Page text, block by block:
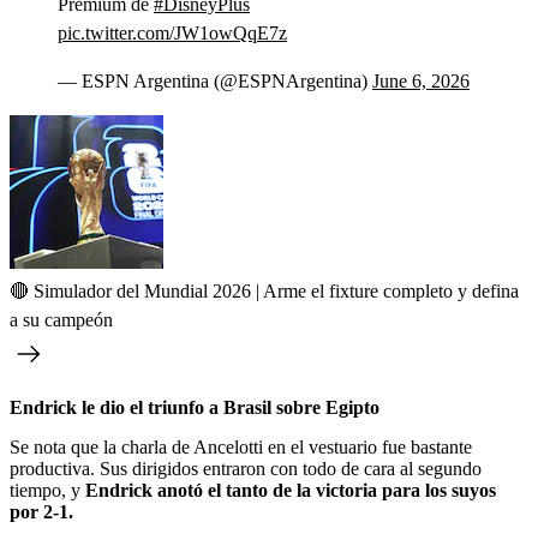
pic.twitter.com/JW1owQqE7z
— ESPN Argentina (@ESPNArgentina) June 6, 2026
🔴 Simulador del Mundial 2026 | Arme el fixture completo y defina
a su campeón
Endrick le dio el triunfo a Brasil sobre Egipto
Se nota que la charla de Ancelotti en el vestuario fue bastante
productiva. Sus dirigidos entraron con todo de cara al segundo
tiempo, y Endrick anotó el tanto de la victoria para los suyos
por 2-1.